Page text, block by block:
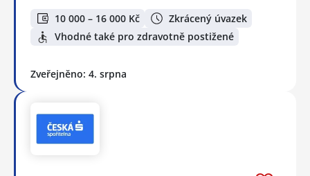
10 000 – 16 000 Kč
Zkrácený úvazek
Vhodné také pro zdravotně postižené
Zveřejněno: 4. srpna